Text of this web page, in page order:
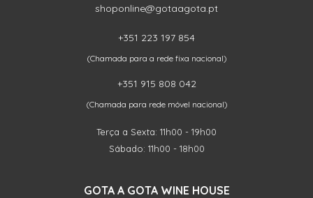
shoponline@gotaagota.pt
+351 223 197 854
(Chamada para a rede fixa nacional)
+351 915 808 042
(Chamada para rede móvel nacional)
Terça a Sexta: 11h00 - 19h00
Sábado: 11h00 - 18h00
GOTA A GOTA WINE HOUSE